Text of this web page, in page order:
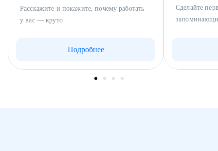
Расскажите и покажите, почему работать
у вас — круто
Подробнее
Сделайте